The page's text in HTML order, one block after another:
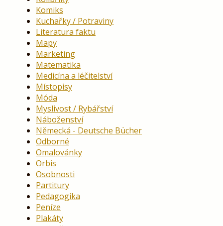
Komiks
Kuchařky / Potraviny
Literatura faktu
Mapy
Marketing
Matematika
Medicína a léčitelství
Místopisy
Móda
Myslivost / Rybářství
Náboženství
Německá - Deutsche Bücher
Odborné
Omalovánky
Orbis
Osobnosti
Partitury
Pedagogika
Peníze
Plakáty